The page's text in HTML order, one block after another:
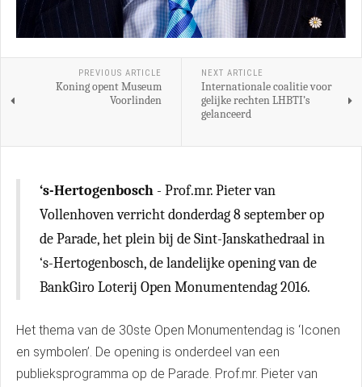
PREVIOUS ARTICLE
Koning opent Museum
Voorlinden
NEXT ARTICLE
Internationale coalitie voor
gelijke rechten LHBTI’s
gelanceerd
‘s-Hertogenbosch - Prof.mr. Pieter van
Vollenhoven verricht donderdag 8 september op
de Parade, het plein bij de Sint-Janskathedraal in
‘s-Hertogenbosch, de landelijke opening van de
BankGiro Loterij Open Monumentendag 2016.
Het thema van de 30ste Open Monumentendag is ‘Iconen
en symbolen’. De opening is onderdeel van een
publieksprogramma op de Parade. Prof.mr. Pieter van